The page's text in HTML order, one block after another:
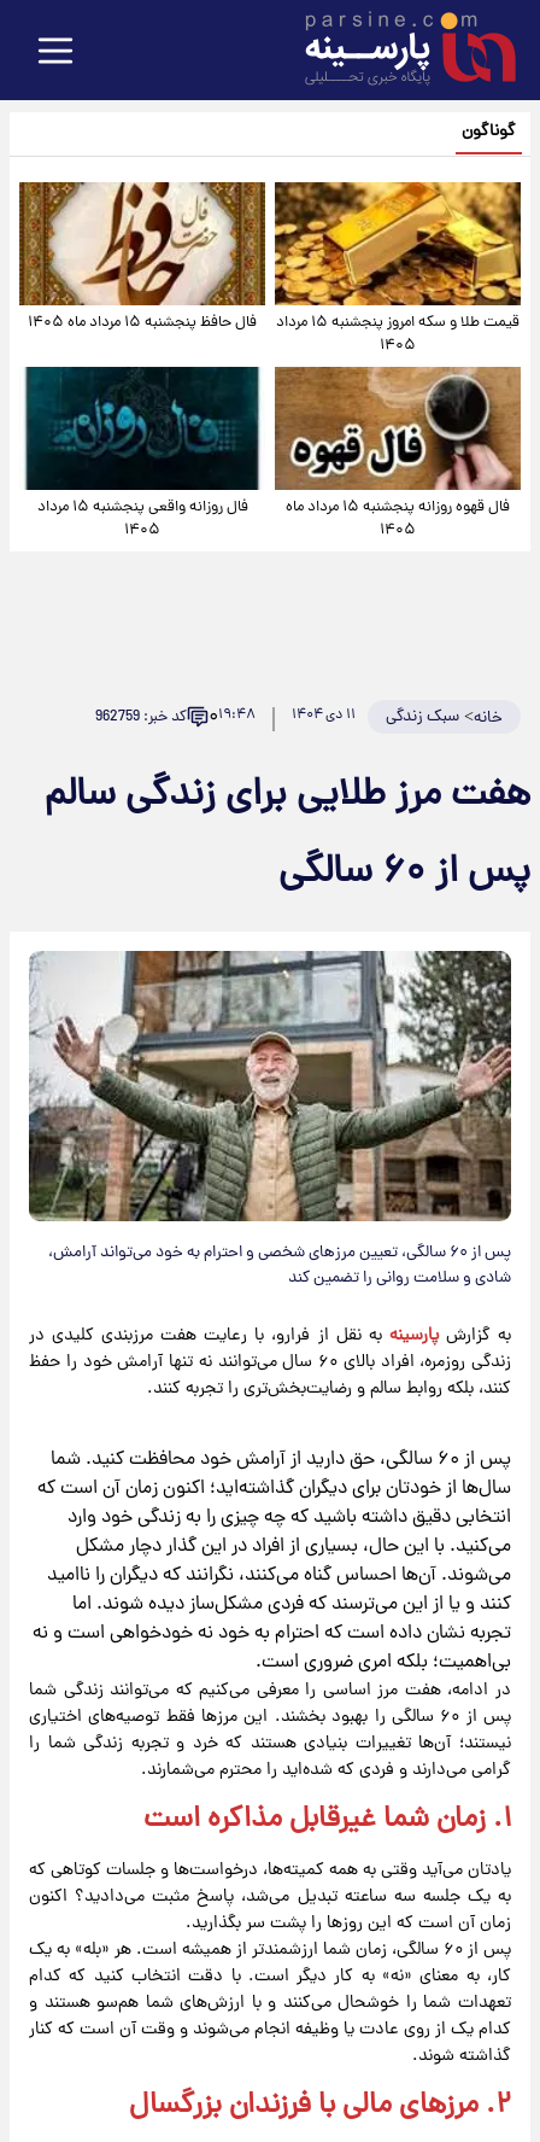
گوناگون
قیمت طلا و سکه امروز پنجشنبه ۱۵ مرداد
۱۴۰۵
فال حافظ پنجشنبه ۱۵ مرداد ماه ۱۴۰۵
فال قهوه روزانه پنجشنبه ۱۵ مرداد ماه
۱۴۰۵
فال روزانه واقعی پنجشنبه ۱۵ مرداد
۱۴۰۵
خانه>سبک زندگی ۱۱ دی ۱۴۰۴ ۱۹:۴۸۰ کد خبر: 962759
هفت مرز طلایی برای زندگی سالم
پس از ۶۰ سالگی
پس از ۶۰ سالگی، تعیین مرزهای شخصی و احترام به خود می‌تواند آرامش،
شادی و سلامت روانی را تضمین کند
به گزارشپارسینه به نقل از فرارو، با رعایت هفت مرزبندی کلیدی در
زندگی روزمره، افراد بالای ۶۰ سال می‌توانند نه تنها آرامش خود را حفظ
کنند، بلکه روابط سالم و رضایت‌بخش‌تری را تجربه کنند.
پس از ۶۰ سالگی، حق دارید از آرامش خود محافظت کنید. شما
سال‌ها از خودتان برای دیگران گذاشته‌اید؛ اکنون زمان آن است که
انتخابی دقیق داشته باشید که چه چیزی را به زندگی خود وارد
می‌کنید. با این حال، بسیاری از افراد در این گذار دچار مشکل
می‌شوند. آن‌ها احساس گناه می‌کنند، نگرانند که دیگران را ناامید
کنند و یا از این می‌ترسند که فردی مشکل‌ساز دیده شوند. اما
تجربه نشان داده است که احترام به خود نه خودخواهی است و نه
بی‌اهمیت؛ بلکه امری ضروری است.
در ادامه، هفت مرز اساسی را معرفی می‌کنیم که می‌توانند زندگی شما
پس از ۶۰ سالگی را بهبود بخشند. این مرزها فقط توصیه‌های اختیاری
نیستند؛ آن‌ها تغییرات بنیادی هستند که خرد و تجربه زندگی شما را
گرامی می‌دارند و فردی که شده‌اید را محترم می‌شمارند.
۱. زمان شما غیرقابل مذاکره است
یادتان می‌آید وقتی به همه کمیته‌ها، درخواست‌ها و جلسات کوتاهی که
به یک جلسه سه ساعته تبدیل می‌شد، پاسخ مثبت می‌دادید؟ اکنون
زمان آن است که این روزها را پشت سر بگذارید.
پس از ۶۰ سالگی، زمان شما ارزشمندتر از همیشه است. هر «بله» به یک
کار، به معنای «نه» به کار دیگر است. با دقت انتخاب کنید که کدام
تعهدات شما را خوشحال می‌کنند و با ارزش‌های شما هم‌سو هستند و
کدام یک از روی عادت یا وظیفه انجام می‌شوند و وقت آن است که کنار
گذاشته شوند.
۲. مرزهای مالی با فرزندان بزرگسال